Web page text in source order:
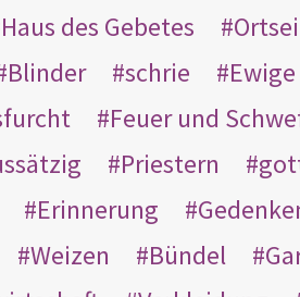
Haus des Gebetes
Blinder schrie
Feuer und
Priestern
Erinnerung
Weizen Bündel